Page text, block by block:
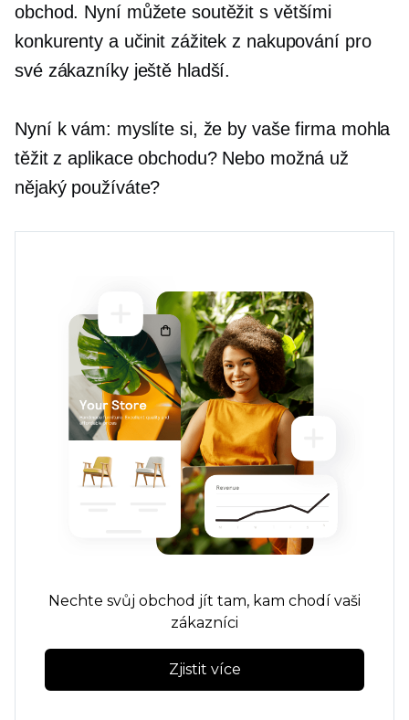
obchod. Nyní můžete soutěžit s většími
konkurenty a učinit zážitek z nakupování pro
své zákazníky ještě hladší.
Nyní k vám: myslíte si, že by vaše firma mohla
těžit z aplikace obchodu? Nebo možná už
nějaký používáte?
Nechte svůj obchod jít tam, kam chodí vaši
zákazníci
Zjistit více